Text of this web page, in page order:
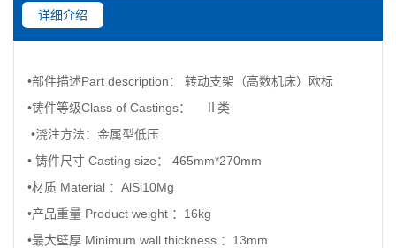
详细介绍
•部件描述Part description： 转动支架（高数机床）欧标
•铸件等级Class of Castings： Ⅱ类
•浇注方法：金属型低压
• 铸件尺寸 Casting size： 465mm*270mm
•材质 Material ：AlSi10Mg
•产品重量 Product weight ：16kg
•最大壁厚 Minimum wall thickness ：13mm